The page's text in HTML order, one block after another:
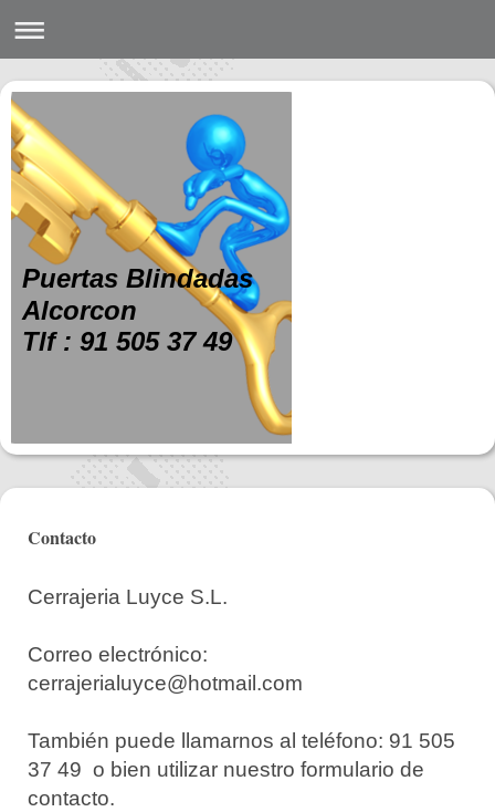
Puertas Blindadas
Alcorcon
Tlf : 91 505 37 49
Contacto
Cerrajeria Luyce S.L.
Correo electrónico:
cerrajerialuyce@hotmail.com
También puede llamarnos al teléfono: 91 505
37 49 o bien utilizar nuestro formulario de
contacto.